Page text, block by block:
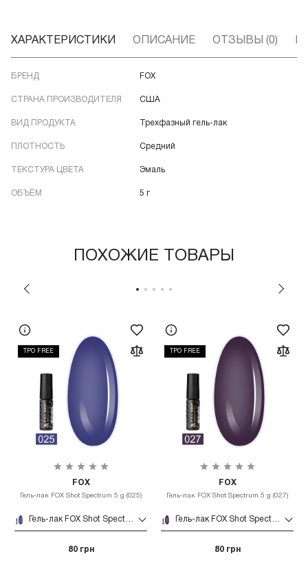
ХАРАКТЕРИСТИКИ ОПИСАНИЕ ОТЗЫВЫ (0)
БРЕНД FOX
СТРАНА ПРОИЗВОДИТЕЛЯ США
ВИД ПРОДУКТА Трехфазный гель-лак
ПЛОТНОСТЬ Средний
ТЕКСТУРА ЦВЕТА Эмаль
ОБЪЁМ 5 г
ПОХОЖИЕ ТОВАРЫ
TPO FREE
FOX
Гель-лак FOX Shot Spectrum 5 g (025)
Гель-лак FOX Shot Spectrum 5 g (025)
80 грн
TPO FREE
FOX
Гель-лак FOX Shot Spectrum 5 g (027)
Гель-лак FOX Shot Spectrum 5 g (027)
80 грн